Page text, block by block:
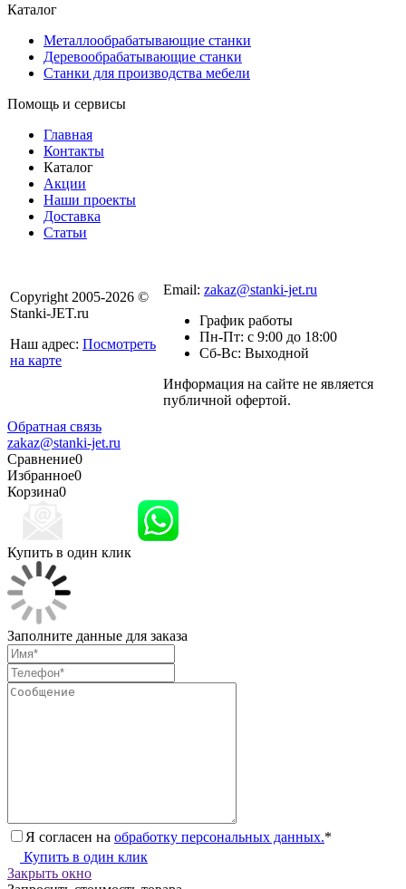
Каталог
Металлообрабатывающие станки
Деревообрабатывающие станки
Станки для производства мебели
Помощь и сервисы
Главная
Контакты
Каталог
Акции
Наши проекты
Доставка
Статьи
Copyright 2005-2026 ©
Stanki-JET.ru
Наш адрес: Посмотреть
на карте
Email: zakaz@stanki-jet.ru
График работы
Пн-Пт: с 9:00 до 18:00
Сб-Вс: Выходной
Информация на сайте не является
публичной офертой.
Обратная связь
zakaz@stanki-jet.ru
Сравнение0
Избранное0
Корзина0
Купить в один клик
Заполните данные для заказа
Я согласен на обработку персональных данных.*
Купить в один клик
Закрыть окно